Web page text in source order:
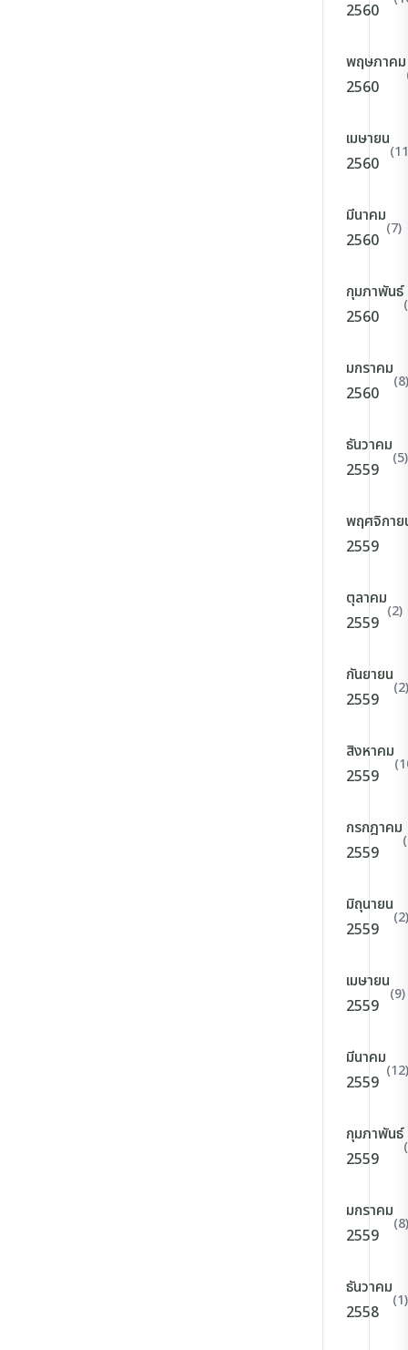
2560
พฤษภาคม
2560
เมษายน
2560
มีนาคม
2560
(7)
กุมภาพันธ์
2560
มกราคม
2560
(8)
ธันวาคม
2559
(5)
พฤศจิกาย
2559
ตุลาคม
2559
(2)
กันยายน
2559
(2)
สิงหาคม
2559
กรกฎาคม
2559
มิถุนายน
2559
(2)
เมษายน
2559
(9)
มีนาคม
2559
(12)
กุมภาพันธ์
2559
มกราคม
2559
(8)
ธันวาคม
2558
(1)